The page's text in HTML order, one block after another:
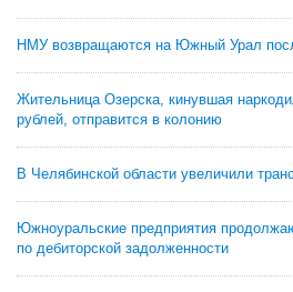
НМУ возвращаются на Южный Урал
Жительница Озерска, кинувшая
рублей, отправится в колонию
В Челябинской области увеличили
Южноуральские предприятия
по дебиторской задолженности